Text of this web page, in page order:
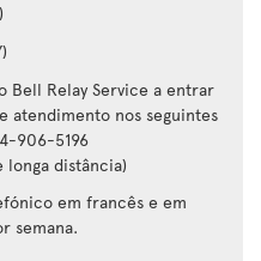
Bell Relay Service a entrar
atendimento nos seguintes
906-5196
distância)
em francês e em
semana.